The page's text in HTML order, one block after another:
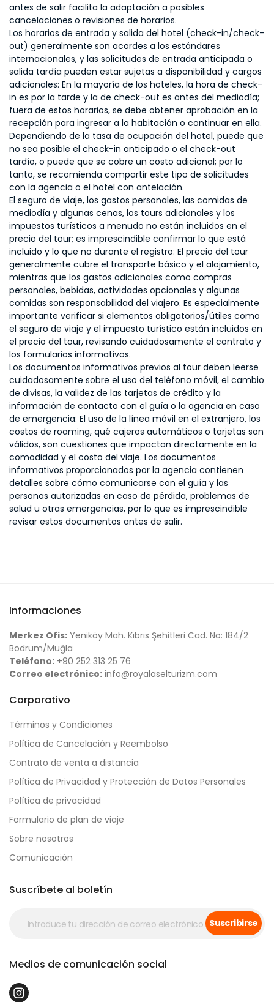
antes de salir facilita la adaptación a posibles
cancelaciones o revisiones de horarios.
Los horarios de entrada y salida del hotel (check-in/check-
out) generalmente son acordes a los estándares
internacionales, y las solicitudes de entrada anticipada o
salida tardía pueden estar sujetas a disponibilidad y cargos
adicionales: En la mayoría de los hoteles, la hora de check-
in es por la tarde y la de check-out es antes del mediodía;
fuera de estos horarios, se debe obtener aprobación en la
recepción para ingresar a la habitación o continuar en ella.
Dependiendo de la tasa de ocupación del hotel, puede que
no sea posible el check-in anticipado o el check-out
tardío, o puede que se cobre un costo adicional; por lo
tanto, se recomienda compartir este tipo de solicitudes
con la agencia o el hotel con antelación.
El seguro de viaje, los gastos personales, las comidas de
mediodía y algunas cenas, los tours adicionales y los
impuestos turísticos a menudo no están incluidos en el
precio del tour; es imprescindible confirmar lo que está
incluido y lo que no durante el registro: El precio del tour
generalmente cubre el transporte básico y el alojamiento,
mientras que los gastos adicionales como compras
personales, bebidas, actividades opcionales y algunas
comidas son responsabilidad del viajero. Es especialmente
importante verificar si elementos obligatorios/útiles como
el seguro de viaje y el impuesto turístico están incluidos en
el precio del tour, revisando cuidadosamente el contrato y
los formularios informativos.
Los documentos informativos previos al tour deben leerse
cuidadosamente sobre el uso del teléfono móvil, el cambio
de divisas, la validez de las tarjetas de crédito y la
información de contacto con el guía o la agencia en caso
de emergencia: El uso de la línea móvil en el extranjero, los
costos de roaming, qué cajeros automáticos o tarjetas son
válidos, son cuestiones que impactan directamente en la
comodidad y el costo del viaje. Los documentos
informativos proporcionados por la agencia contienen
detalles sobre cómo comunicarse con el guía y las
personas autorizadas en caso de pérdida, problemas de
salud u otras emergencias, por lo que es imprescindible
revisar estos documentos antes de salir.
Informaciones
Merkez Ofis: Yeniköy Mah. Kıbrıs Şehitleri Cad. No: 184/2
Bodrum/Muğla
Teléfono: +90 252 313 25 76
Correo electrónico: info@royalaselturizm.com
Corporativo
Términos y Condiciones
Política de Cancelación y Reembolso
Contrato de venta a distancia
Política de Privacidad y Protección de Datos Personales
Política de privacidad
Formulario de plan de viaje
Sobre nosotros
Comunicación
Suscríbete al boletín
Suscribirse
Medios de comunicación social